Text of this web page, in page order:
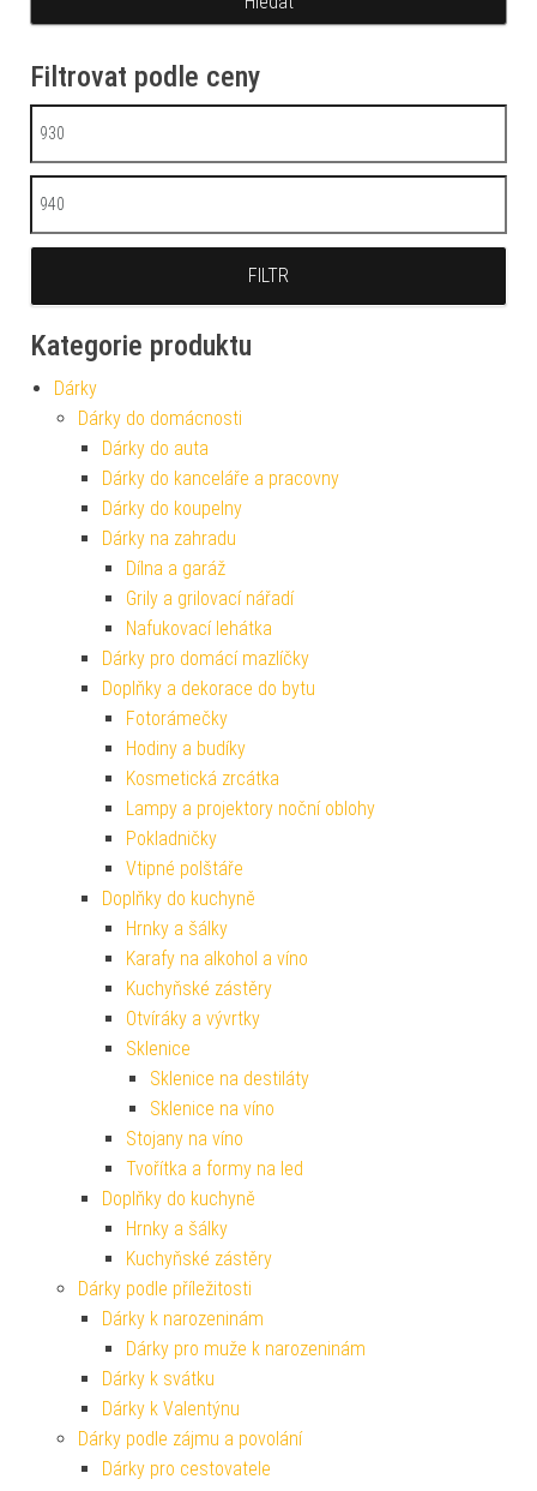
Filtrovat podle ceny
Minimální cena
Maximální cena
FILTR
Kategorie produktu
Dárky
Dárky do domácnosti
Dárky do auta
Dárky do kanceláře a pracovny
Dárky do koupelny
Dárky na zahradu
Dílna a garáž
Grily a grilovací nářadí
Nafukovací lehátka
Dárky pro domácí mazlíčky
Doplňky a dekorace do bytu
Fotorámečky
Hodiny a budíky
Kosmetická zrcátka
Lampy a projektory noční oblohy
Pokladničky
Vtipné polštáře
Doplňky do kuchyně
Hrnky a šálky
Karafy na alkohol a víno
Kuchyňské zástěry
Otvíráky a vývrtky
Sklenice
Sklenice na destiláty
Sklenice na víno
Stojany na víno
Tvořítka a formy na led
Doplňky do kuchyně
Hrnky a šálky
Kuchyňské zástěry
Dárky podle příležitosti
Dárky k narozeninám
Dárky pro muže k narozeninám
Dárky k svátku
Dárky k Valentýnu
Dárky podle zájmu a povolání
Dárky pro cestovatele